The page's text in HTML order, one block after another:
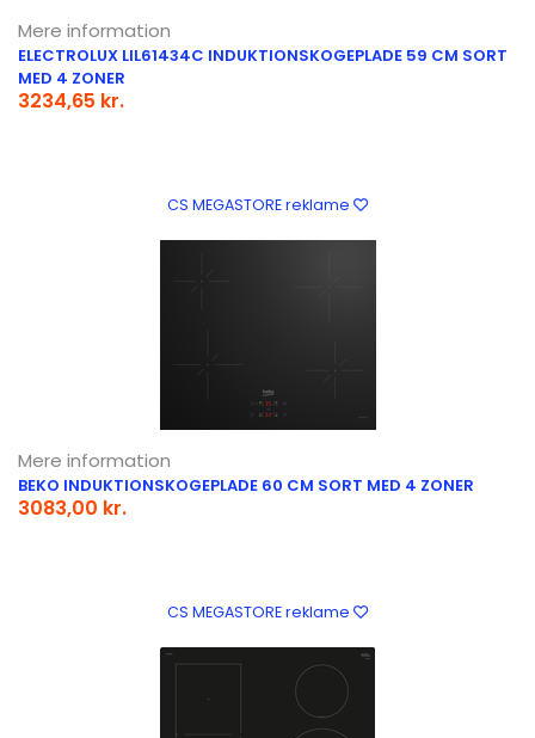
Mere information
ELECTROLUX LIL61434C INDUKTIONSKOGEPLADE 59 CM SORT
MED 4 ZONER
3234,65 kr.
CS MEGASTORE reklame
Mere information
BEKO INDUKTIONSKOGEPLADE 60 CM SORT MED 4 ZONER
3083,00 kr.
CS MEGASTORE reklame